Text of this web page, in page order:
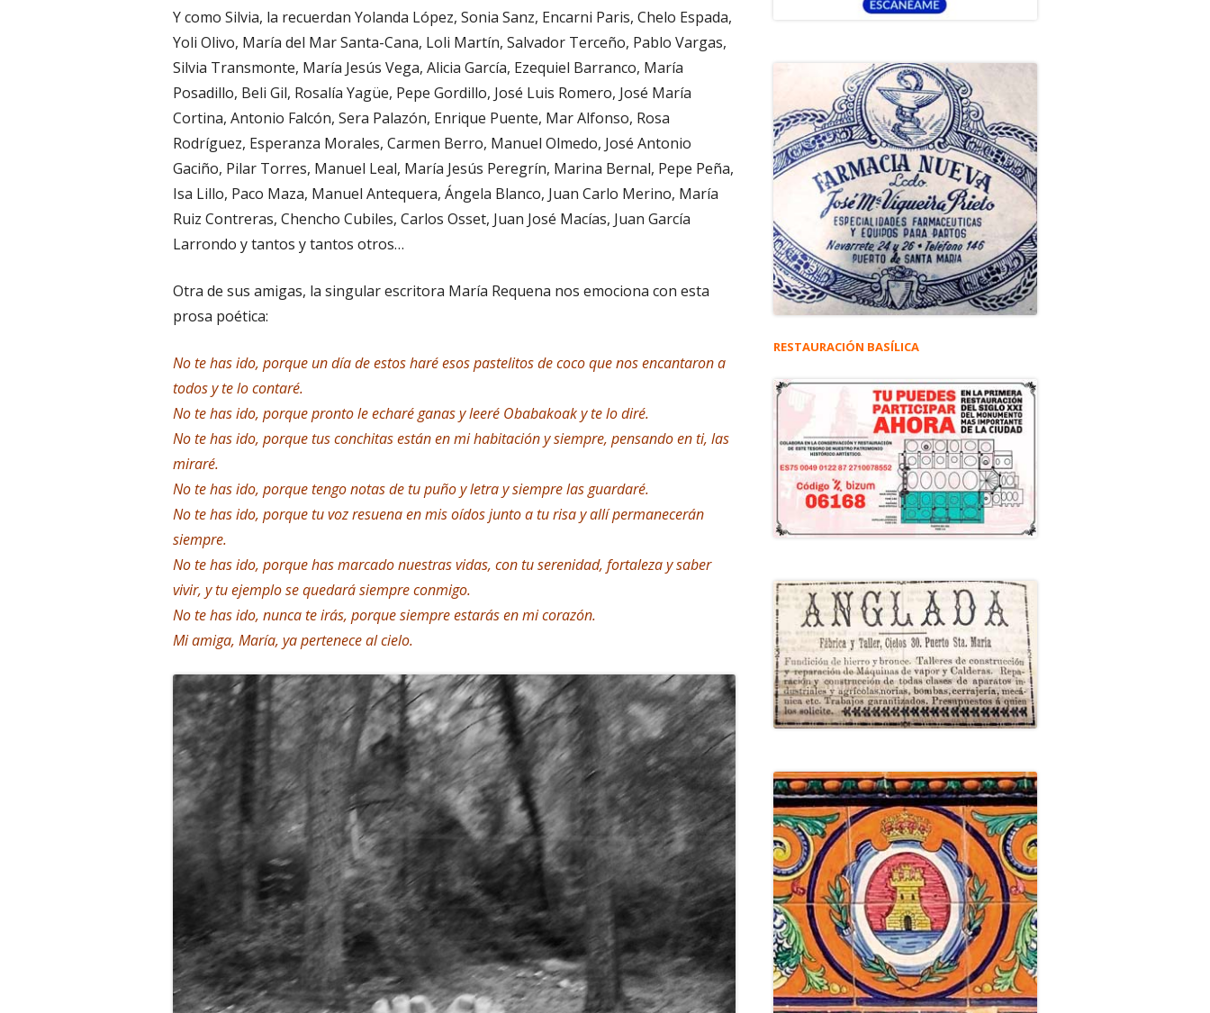
Y como Silvia, la recuerdan Yolanda López, Sonia Sanz, Encarni Paris, Chelo Espada,
Yoli Olivo, María del Mar Santa-Cana, Loli Martín, Salvador Terceño, Pablo Vargas,
Silvia Transmonte, María Jesús Vega, Alicia García, Ezequiel Barranco, María
Posadillo, Beli Gil, Rosalía Yagüe, Pepe Gordillo, José Luis Romero, José María
Cortina, Antonio Falcón, Sera Palazón, Enrique Puente, Mar Alfonso, Rosa
Rodríguez, Esperanza Morales, Carmen Berro, Manuel Olmedo, José Antonio
Gaciño, Pilar Torres, Manuel Leal, María Jesús Peregrín, Marina Bernal, Pepe Peña,
Isa Lillo, Paco Maza, Manuel Antequera, Ángela Blanco, Juan Carlo Merino, María
Ruiz Contreras, Chencho Cubiles, Carlos Osset, Juan José Macías, Juan García
Larrondo y tantos y tantos otros…
Otra de sus amigas, la singular escritora María Requena nos emociona con esta
prosa poética:
No te has ido, porque un día de estos haré esos pastelitos de coco que nos encantaron a
todos y te lo contaré.
No te has ido, porque pronto le echaré ganas y leeré Obabakoak y te lo diré.
No te has ido, porque tus conchitas están en mi habitación y siempre, pensando en ti, las
miraré.
No te has ido, porque tengo notas de tu puño y letra y siempre las guardaré.
No te has ido, porque tu voz resuena en mis oídos junto a tu risa y allí permanecerán
siempre.
No te has ido, porque has marcado nuestras vidas, con tu serenidad, fortaleza y saber
vivir, y tu ejemplo se quedará siempre conmigo.
No te has ido, nunca te irás, porque siempre estarás en mi corazón.
Mi amiga, María, ya pertenece al cielo.
RESTAURACIÓN BASÍLICA